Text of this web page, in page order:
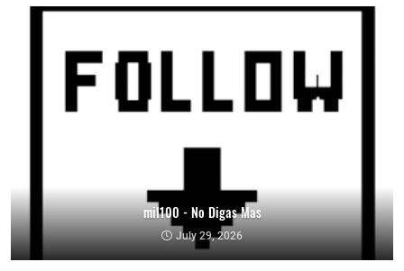
mil100 - No Digas Mas
July 29, 2026